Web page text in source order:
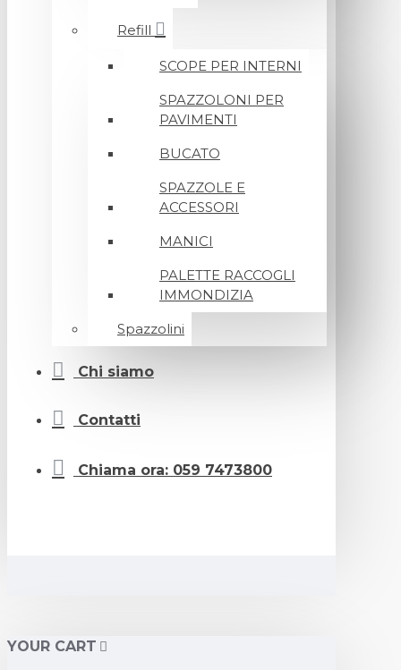
Refill
SCOPE PER INTERNI
SPAZZOLONI PER
PAVIMENTI
BUCATO
SPAZZOLE E
ACCESSORI
MANICI
PALETTE RACCOGLI
IMMONDIZIA
Spazzolini
Chi siamo
Contatti
Chiama ora: 059 7473800
YOUR CART